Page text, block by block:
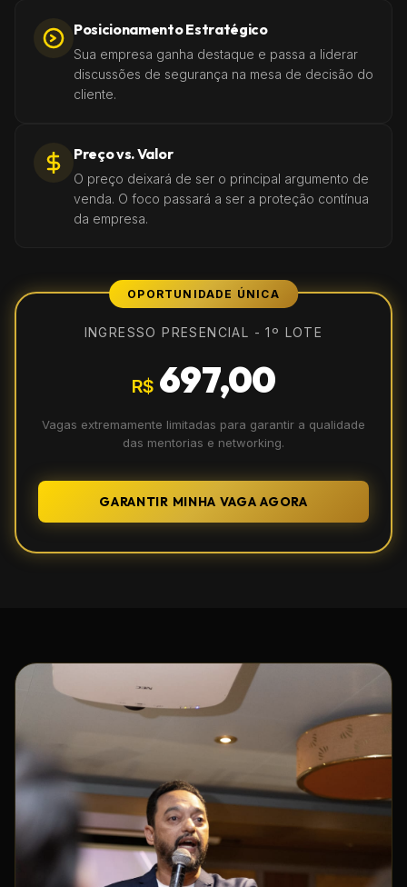
Posicionamento Estratégico
Sua empresa ganha destaque e passa a liderar
discussões de segurança na mesa de decisão do
cliente.
Preço vs. Valor
O preço deixará de ser o principal argumento de
venda. O foco passará a ser a proteção contínua
da empresa.
OPORTUNIDADE ÚNICA
INGRESSO PRESENCIAL - 1º LOTE
R$ 697,00
Vagas extremamente limitadas para garantir a qualidade
das mentorias e networking.
GARANTIR MINHA VAGA AGORA